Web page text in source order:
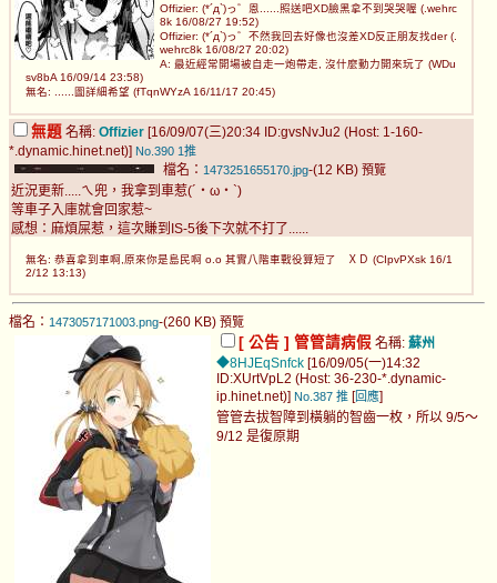
Offizier: (*´д`)っ゛恩......照送吧XD臉黑拿不到哭哭喔 (.wehrc
8k 16/08/27 19:52)
Offizier: (*´д`)っ゛不然我回去好像也沒差XD反正朋友找der (.
wehrc8k 16/08/27 20:02)
A: 最近經常開場被自走一炮帶走, 沒什麼動力開來玩了 (WDu
sv8bA 16/09/14 23:58)
無名: ......圖詳細希望 (fTqnWYzA 16/11/17 20:45)
無題 名稱: Offizier [16/09/07(三)20:34 ID:gvsNvJu2 (Host: 1-160-
*.dynamic.hinet.net)] No.390 1推
檔名： 1473251655170.jpg-(12 KB) 預覽
近況更新.....ㄟ兜，我拿到車惹(´・ω・`)
等車子入庫就會回家惹~
感想：麻煩屎惹，這次賺到IS-5後下次就不打了......
無名: 恭喜拿到車啊,原來你是島民啊 o.o 其實八階車戰役算短了 ＸＤ (CIpvPXsk 16/1
2/12 13:13)
檔名： 1473057171003.png-(260 KB) 預覽
[ 公告 ] 管管請病假 名稱: 蘇州
◆8HJEqSnfck [16/09/05(一)14:32
ID:XUrtVpL2 (Host: 36-230-*.dynamic-
ip.hinet.net)] No.387 推 [回應]
管管去拔智障到橫躺的智齒一枚，所以 9/5～
9/12 是復原期